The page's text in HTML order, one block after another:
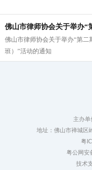
佛山市律师协会关于举办“
（高阶班）”活动的通知
佛山市律师协会关于举办“第
班）”活动的通知
主办
地址：佛山市禅城区
粤
粤公网安
技术